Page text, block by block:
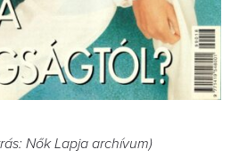
Nők Lapja archívum)